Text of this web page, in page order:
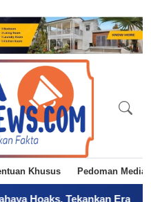
Khusus Pedoman Media
Tekankan Era AI-